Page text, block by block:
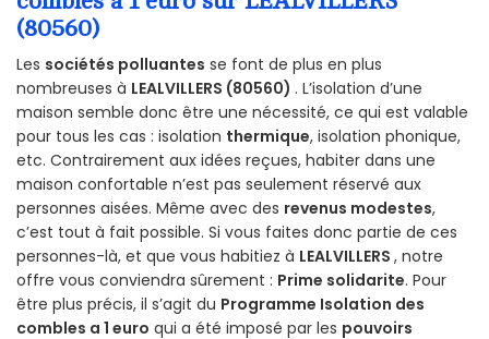
(80560)
Les sociétés polluantes se font de plus en plus
nombreuses à LEALVILLERS (80560) . L’isolation d’une
maison semble donc être une nécessité, ce qui est valable
pour tous les cas : isolation thermique, isolation phonique,
etc. Contrairement aux idées reçues, habiter dans une
maison confortable n’est pas seulement réservé aux
personnes aisées. Même avec des revenus modestes,
c’est tout à fait possible. Si vous faites donc partie de ces
personnes-là, et que vous habitiez à LEALVILLERS , notre
offre vous conviendra sûrement : Prime solidarite. Pour
être plus précis, il s’agit du Programme Isolation des
combles a 1 euro qui a été imposé par les pouvoirs